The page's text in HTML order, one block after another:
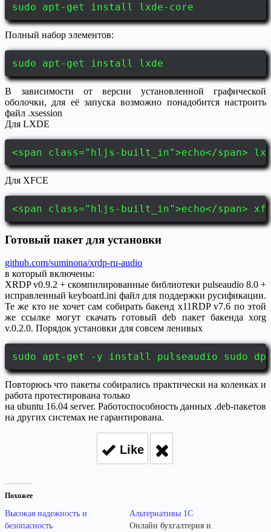
sudo apt-get install lxde-core
Полный набор элементов:
sudo apt-get install lxde
В зависимости от версии установленной графической
оболочки, для её запуска возможно понадобится настроить
файл .xsession
Для LXDE
<span class="hljs-built_in">echo</span>
Для XFCE
<span class="hljs-built_in">echo</span>
Готовый пакет для установки
github.com/suminona/xrdp-ru-audio
в который включены:
XRDP v0.9.2 + скомпилированные библиотеки pulseaudio 8.0 +
исправленный keyboard.ini файл для поддержки русификации.
Те же кто не хочет сам собирать бакенд x11RDP v7.6 по этой
же ссылке могут скачать готовый deb пакет бакенда xorg
v.0.2.0. Порядок установки для совсем ленивых
sudo apt-get -y install pulseaudio sudo
Повторюсь что пакеты собирались практически на коленках и
работа протестирована только
на ubuntu 16.04 server. Работоспособность данных .deb-пакетов
на других системах не гарантирована.
Like
Похожее
Высокая надежность и
безопасность
Альтернативы 1С
Онлайн бухгалтерия и